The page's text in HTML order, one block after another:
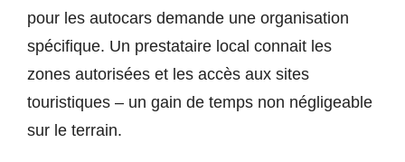
pour les autocars demande une organisation
spécifique. Un prestataire local connait les
zones autorisées et les accès aux sites
touristiques – un gain de temps non négligeable
sur le terrain.